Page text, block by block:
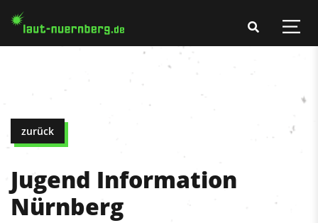
zurück
Jugend Information
Nürnberg